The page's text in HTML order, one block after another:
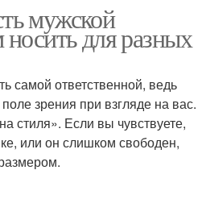
мужской
для разных
самой ответственной, ведь
зрения при взгляде на вас.
стиля». Если вы чувствуете,
или он слишком свободен,